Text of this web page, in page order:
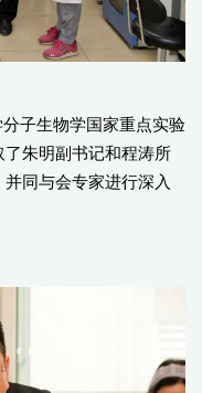
子生物学国家重点实验
朱明副书记和程涛所
同与会专家进行深入